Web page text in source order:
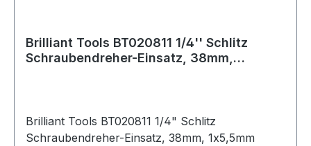
Brilliant Tools BT020811 1/4'' Schlitz
Schraubendreher-Einsatz, 38mm,
Brilliant Tools BT020811 1/4" Schlitz
Schraubendreher-Einsatz, 38mm, 1x5,5mm